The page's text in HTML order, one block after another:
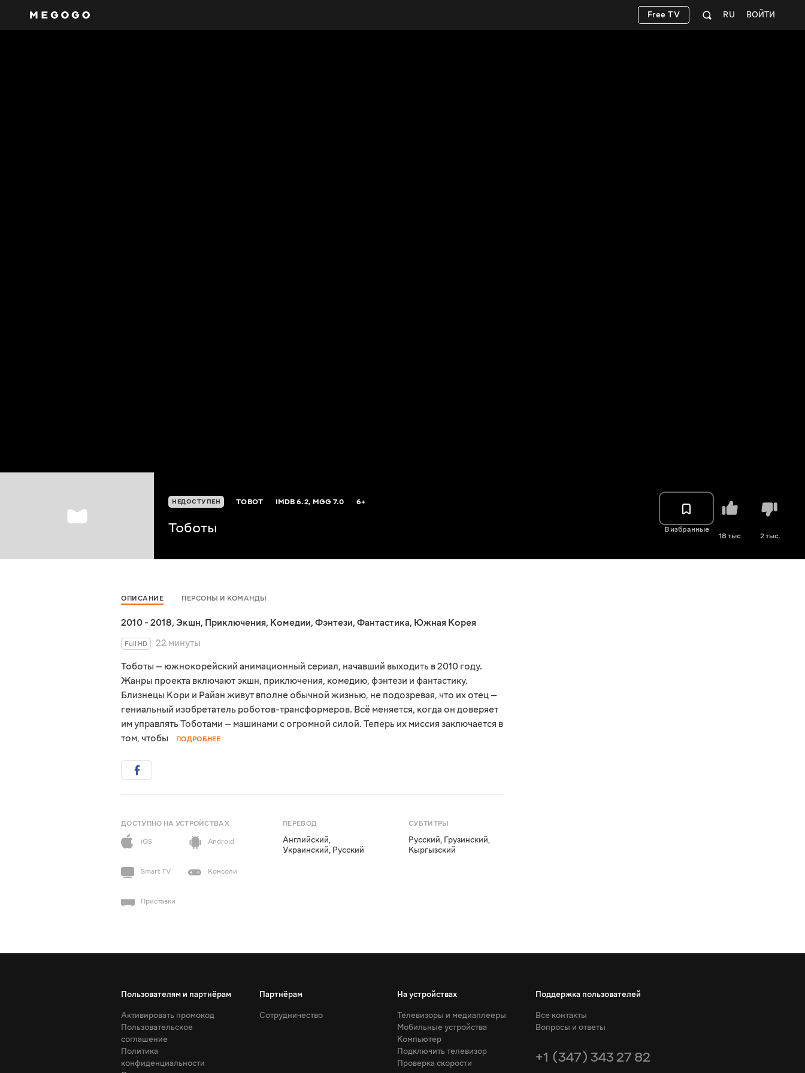
ВОЙТИ
RU
Free TV
НЕДОСТУПЕН TOBOT IMDB6.2, MGG7.0 6+
Тоботы В избранные
18 тыс. 2 тыс.
ОПИСАНИЕ ПЕРСОНЫ И КОМАНДЫ
2010 - 2018, Экшн, Приключения, Комедии, Фэнтези, Фантастика, Южная Корея
Full HD
22 минуты
Тоботы — южнокорейский анимационный сериал, начавший выходить в 2010 году.
Жанры проекта включают экшн, приключения, комедию, фэнтези и фантастику.
Близнецы Кори и Райан живут вполне обычной жизнью, не подозревая, что их отец —
гениальный изобретатель роботов-трансформеров. Всё меняется, когда он доверяет
им управлять Тоботами — машинами с огромной силой. Теперь их миссия заключается в
том, чтобы
ПОДРОБНЕЕ
ДОСТУПНО НА УСТРОЙСТВАХ
iOS
Android
Smart TV Консоли
Приставки
ПЕРЕВОД
Английский,
Украинский, Русский
СУБТИТРЫ
Русский, Грузинский,
Кыргызский
Пользователям и партнёрам
Активировать промокод
Пользовательское
соглашение
Политика
конфиденциальности
Партнёрам
Сотрудничество
На устройствах
Телевизоры и медиаплееры
Мобильные устройства
Компьютер
Подключить телевизор
Проверка скорости
Поддержка пользователей
Все контакты
Вопросы и ответы
+1 (347) 343 27 82